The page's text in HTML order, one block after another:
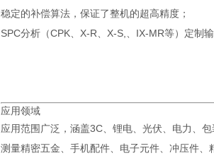
稳定的补偿算法，保证了整机的超高精度；
SPC分析（CPK、X-R、X-S,、IX-MR等）定制
应用领域
应用范围广泛，涵盖3C、锂电、光伏、电力、
测量精密五金、手机配件、电子元件、冲压件、